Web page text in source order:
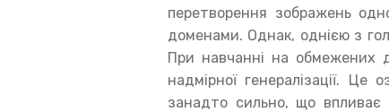
перетворення зображень
доменами. Однак, однією з
При навчанні на обмежених
надмірної генералізації.
занадто сильно, що впливає